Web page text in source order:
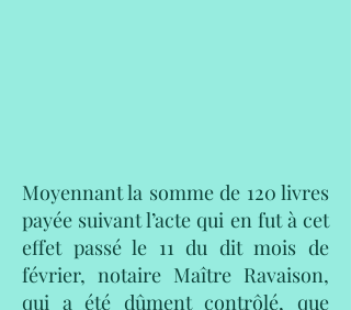
Moyennant la somme de 120 livres
payée suivant l’acte qui en fut à cet
effet passé le 11 du dit mois de
février, notaire Maître Ravaison,
qui a été dûment contrôlé, que